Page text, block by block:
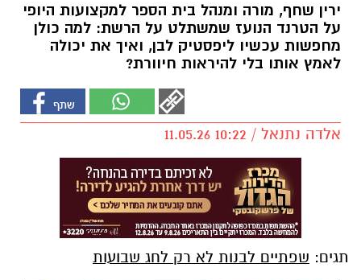
ירין שחף, מורה ומנהל בית הספר למקצועות היופי
על הטרנד הנועז שמשתלט על הרשת: למה כולן
מחפשות עכשיו ליפסטיק לבן, ואיך את יכולה
לאמץ אותו בלי להיראות חיוורת?
אלדה נתנאל / 10:22 11.05.26
תגים: שפתיים לבנות לא רק לחג שבועות